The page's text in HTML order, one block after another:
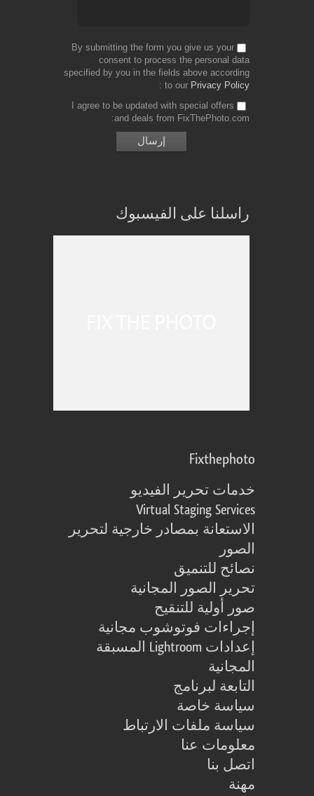
By submitting the form you give us your
consent to process the personal data
specified by you in the fields above according
to our Privacy Policy
I agree to be updated with special offers
and deals from FixThePhoto.com
راسلنا على الفيسبوك
Fixthephoto
خدمات تحرير الفيديو
Virtual Staging Services
الاستعانة بمصادر خارجية لتحرير
الصور
نصائح للتنميق
تحرير الصور المجانية
صور أولية للتنقيح
إجراءات فوتوشوب مجانية
إعدادات Lightroom المسبقة
المجانية
التابعة لبرنامج
سياسة خاصة
سياسة ملفات الارتباط
معلومات عنا
اتصل بنا
مهنة